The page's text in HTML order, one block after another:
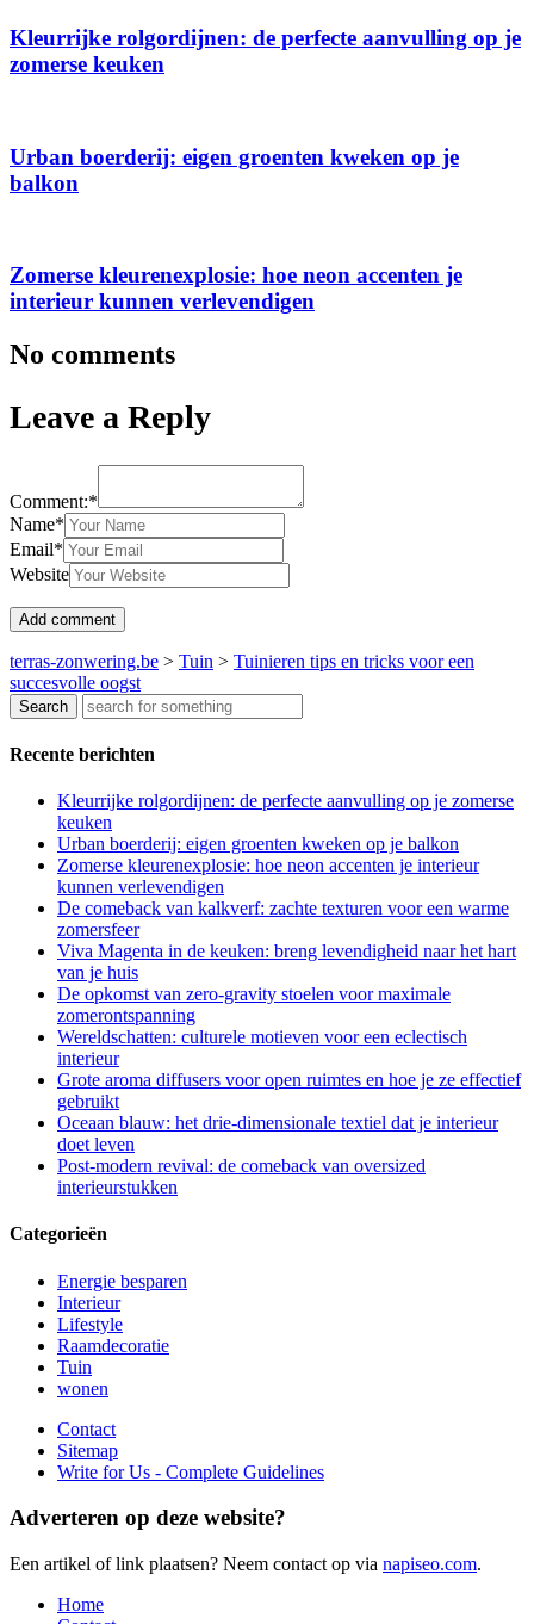
Kleurrijke rolgordijnen: de perfecte aanvulling op je
zomerse keuken
Urban boerderij: eigen groenten kweken op je
balkon
Zomerse kleurenexplosie: hoe neon accenten je
interieur kunnen verlevendigen
No comments
Leave a Reply
Comment:*
Name*
Email*
Website
terras-zonwering.be > Tuin > Tuinieren tips en tricks voor een
succesvolle oogst
Recente berichten
Kleurrijke rolgordijnen: de perfecte aanvulling op je zomerse
keuken
Urban boerderij: eigen groenten kweken op je balkon
Zomerse kleurenexplosie: hoe neon accenten je interieur
kunnen verlevendigen
De comeback van kalkverf: zachte texturen voor een warme
zomersfeer
Viva Magenta in de keuken: breng levendigheid naar het hart
van je huis
De opkomst van zero-gravity stoelen voor maximale
zomerontspanning
Wereldschatten: culturele motieven voor een eclectisch
interieur
Grote aroma diffusers voor open ruimtes en hoe je ze effectief
gebruikt
Oceaan blauw: het drie-dimensionale textiel dat je interieur
doet leven
Post-modern revival: de comeback van oversized
interieurstukken
Categorieën
Energie besparen
Interieur
Lifestyle
Raamdecoratie
Tuin
wonen
Contact
Sitemap
Write for Us - Complete Guidelines
Adverteren op deze website?
Een artikel of link plaatsen? Neem contact op via napiseo.com.
Home